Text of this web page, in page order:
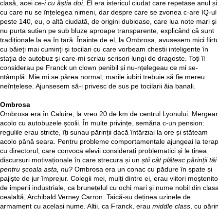
clasă, acei ce-i cu ăștia doi. El era istericul ciudat care repetase anul și
cu care nu se înțelegea nimeni, dar despre care se zvonea c-are IQ-ul
peste 140, eu, o altă ciudată, de origini dubioase, care lua note mari și
nu purta sutien pe sub bluze aproape transparente, explicând că sunt
tradiționale la ea în țară. Înainte de el, la Ombrosa, avusesem mici
cu băieți mai cuminți și tocilari cu care vorbeam chestii inteligente în
stația de autobuz și care-mi scriau scrisori lungi de dragoste. Toți îl
considerau pe Franck un clown penibil și nu-nțelegeau ce mi se-
ntâmplă. Mie mi se părea normal, marile iubiri trebuie să fie mereu
neînțelese. Ajunsesem să-i privesc de sus pe tocilarii ăia banali.
Ombrosa
Ombrosa era în Caluire, la vreo 20 de km de centrul Lyonului.
acolo cu autobuzele școlii. În multe privințe, semăna c-un pension:
regulile erau stricte, îți sunau părinții dacă întârziai la ore și stăteam
acolo până seara. Pentru probleme comportamentale ajungeai la
cu directorul, care convoca elevii considerați problematici și le ținea
discursuri motivaționale în care strecura și un știi cât plătesc părinții tăi
pentru școala asta, nu? Ombrosa era un conac cu pădure în spate și
pajiște de jur împrejur. Colegii mei, mulți dintre ei, erau viitori
de imperii industriale, ca brunețelul cu ochi mari și nume nobil din
cealaltă, Archibald Verney Carron. Taică-su deținea uzinele de
armament cu același nume. Alții, ca Franck, erau middle class, cu